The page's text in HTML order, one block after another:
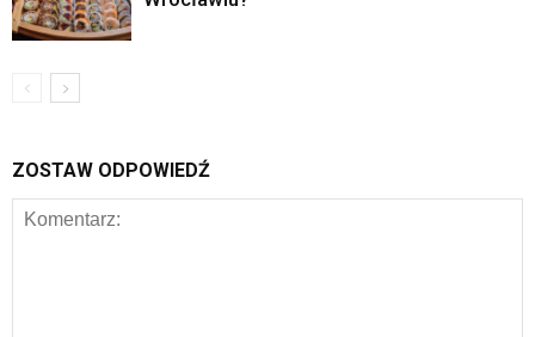
ZOSTAW ODPOWIEDŹ